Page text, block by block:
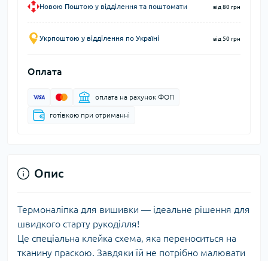
Новою Поштою у відділення та поштомати від 80 грн
Укрпоштою у відділення по Україні від 50 грн
Оплата
оплата на рахунок ФОП
готівкою при отриманні
Опис
Термоналіпка для вишивки — ідеальне рішення для
швидкого старту рукоділля!
Це спеціальна клейка схема, яка переноситься на
тканину праскою. Завдяки їй не потрібно малювати